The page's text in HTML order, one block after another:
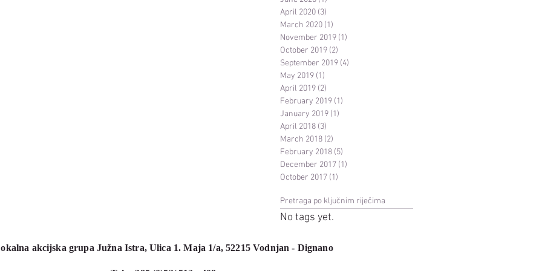
April 2020 (3)
March 2020 (1)
November 2019 (1)
October 2019 (2)
September 2019 (4)
May 2019 (1)
April 2019 (2)
February 2019 (1)
January 2019 (1)
April 2018 (3)
March 2018 (2)
February 2018 (5)
December 2017 (1)
October 2017 (1)
Pretraga po ključnim riječima
No tags yet.
akcijska grupa Južna Istra,Ulica 1. Maja 1/a,52215 Vodnjan - Dignano